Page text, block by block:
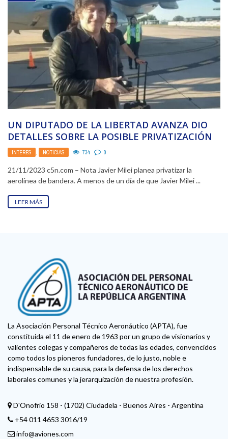
UN DIPUTADO DE LA LIBERTAD AVANZA DIO
DETALLES SOBRE LA POSIBLE PRIVATIZACIÓN
DE AEROLÍNEAS ARGENTINAS
INTERÉS , NOTICIAS 734 0
21/11/2023 c5n.com – Nota Javier Milei planea privatizar la
aerolínea de bandera. A menos de un día de que Javier Milei ...
LEER MÁS
La Asociación Personal Técnico Aeronáutico (APTA), fue
constituida el 11 de enero de 1963 por un grupo de visionarios y
valientes colegas y compañeros de todas las edades, convencidos
como todos los pioneros fundadores, de lo justo, noble e
indispensable de su causa, para la defensa de los derechos
laborales comunes y la jerarquización de nuestra profesión.
D'Onofrio 158 - (1702) Ciudadela - Buenos Aires - Argentina
+54 011 4653 3016/19
info@aviones.com